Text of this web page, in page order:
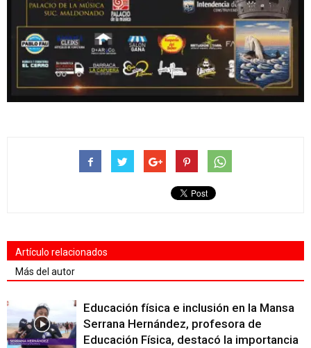
Artículo relacionados
Más del autor
Educación física e inclusión en la Mansa
Serrana Hernández, profesora de
Educación Física, destacó la importancia